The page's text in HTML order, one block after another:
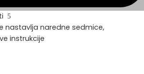
nastavlja naredne sedmice,
instrukcije